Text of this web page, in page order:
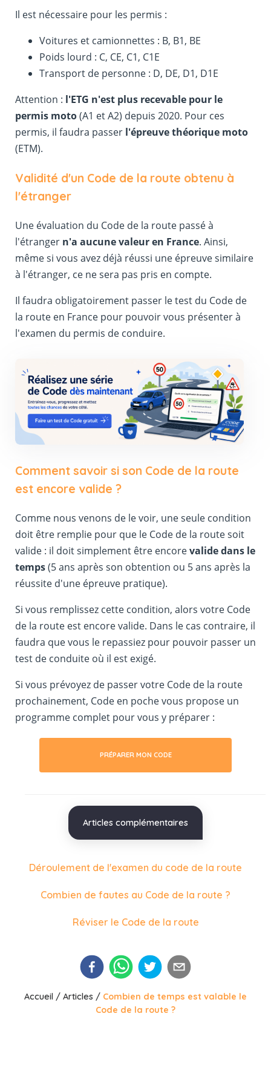
Il est nécessaire pour les permis :
Voitures et camionnettes : B, B1, BE
Poids lourd : C, CE, C1, C1E
Transport de personne : D, DE, D1, D1E
Attention : l'ETG n'est plus recevable pour le
permis moto(A1 et A2) depuis 2020. Pour ces
permis, il faudra passer l'épreuve théorique moto
(ETM).
Validité d'un Code de la route obtenu à
l'étranger
Une évaluation du Code de la route passé à
l'étranger n'a aucune valeur en France. Ainsi,
même si vous avez déjà réussi une épreuve similaire
à l'étranger, ce ne sera pas pris en compte.
Il faudra obligatoirement passer le test du Code de
la route en France pour pouvoir vous présenter à
l'examen du permis de conduire.
Comment savoir si son Code de la route
est encore valide ?
Comme nous venons de le voir, une seule condition
doit être remplie pour que le Code de la route soit
valide : il doit simplement être encorevalide dans le
temps(5 ans après son obtention ou 5 ans après la
réussite d'une épreuve pratique).
Si vous remplissez cette condition, alors votre Code
de la route est encore valide. Dans le cas contraire, il
faudra que vous le repassiez pour pouvoir passer un
test de conduite où il est exigé.
Si vous prévoyez de passer votre Code de la route
prochainement, Code en poche vous propose un
programme complet pour vous y préparer :
PRÉPARER MON CODE
Articles complémentaires
Déroulement de l'examen du code de la route
Combien de fautes au Code de la route ?
Réviser le Code de la route
Accueil / Articles / Combien de temps est valable le
Code de la route ?